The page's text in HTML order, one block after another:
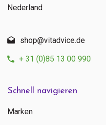
Schnell navigieren
Marken
Nederland
shop@vitadvice.de
+ 31 (0)85 13 00 990